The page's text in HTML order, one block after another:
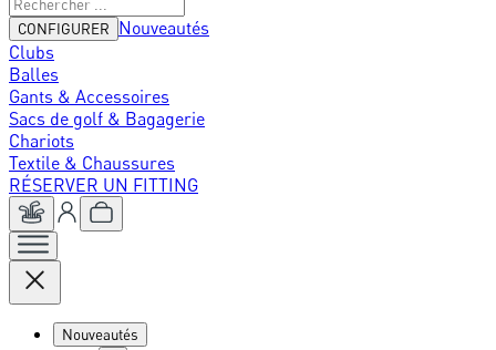
CONFIGURER
Nouveautés
Clubs
Balles
Gants & Accessoires
Sacs de golf & Bagagerie
Chariots
Textile & Chaussures
RÉSERVER UN FITTING
Nouveautés